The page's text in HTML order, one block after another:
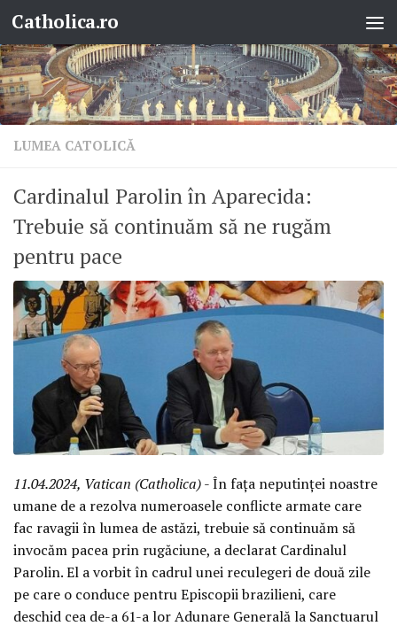
Skip to content
Catholica.ro
LUMEA CATOLICĂ
Cardinalul Parolin în Aparecida:
Trebuie să continuăm să ne rugăm
pentru pace
11.04.2024, Vatican (Catholica)- În fața neputinței noastre
umane de a rezolva numeroasele conflicte armate care
fac ravagii în lumea de astăzi, trebuie să continuăm să
invocăm pacea prin rugăciune, a declarat Cardinalul
Parolin. El a vorbit în cadrul unei reculegeri de două zile
pe care o conduce pentru Episcopii brazilieni, care
deschid cea de-a 61-a lor Adunare Generală la Sanctuarul